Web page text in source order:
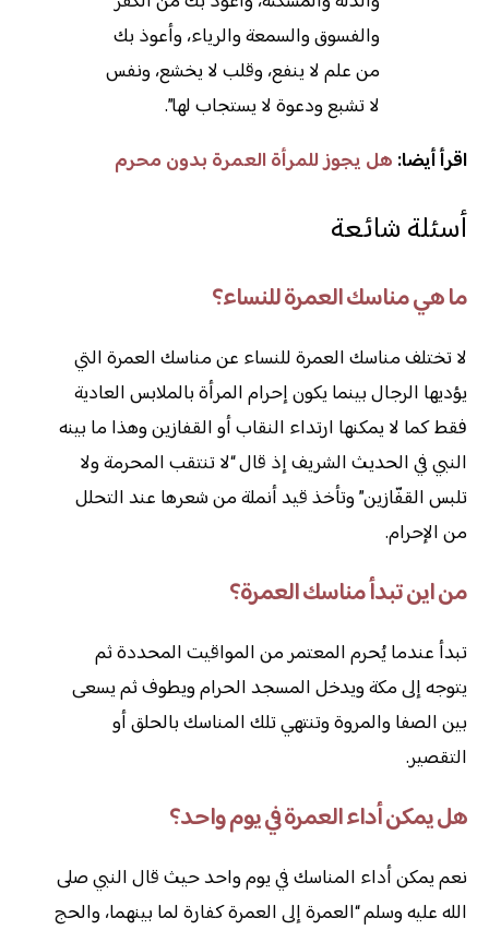
والفسوق والسمعة والرياء، وأعوذ بك
من علم لا ينفع، وقلب لا يخشع، ونفس
لا تشبع ودعوة لا يستجاب لها”.
اقرأ أيضا: هل يجوز للمرأة العمرة بدون محرم
أسئلة شائعة
ما هي مناسك العمرة للنساء؟
لا تختلف مناسك العمرة للنساء عن مناسك العمرة التي
يؤديها الرجال بينما يكون إحرام المرأة بالملابس العادية
فقط كما لا يمكنها ارتداء النقاب أو القفازين وهذا ما بينه
النبي في الحديث الشريف إذ قال “لا تنتقب المحرمة ولا
تلبس القفّازين” وتأخذ قيد أنملة من شعرها عند التحلل
من الإحرام.
من اين تبدأ مناسك العمرة؟
تبدأ عندما يُحرم المعتمر من المواقيت المحددة ثم
يتوجه إلى مكة ويدخل المسجد الحرام ويطوف ثم يسعى
بين الصفا والمروة وتنتهي تلك المناسك بالحلق أو
التقصير.
هل يمكن أداء العمرة في يوم واحد؟
نعم يمكن أداء المناسك في يوم واحد حيث قال النبي صلى
الله عليه وسلم “العمرة إلى العمرة كفارة لما بينهما، والحج